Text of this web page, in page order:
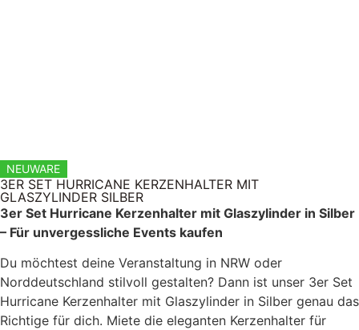
NEUWARE
3ER SET HURRICANE KERZENHALTER MIT
GLASZYLINDER SILBER
3er Set Hurricane Kerzenhalter mit Glaszylinder in Silber
– Für unvergessliche Events kaufen
Du möchtest deine Veranstaltung in NRW oder
Norddeutschland stilvoll gestalten? Dann ist unser 3er Set
Hurricane Kerzenhalter mit Glaszylinder in Silber genau das
Richtige für dich. Miete die eleganten Kerzenhalter für